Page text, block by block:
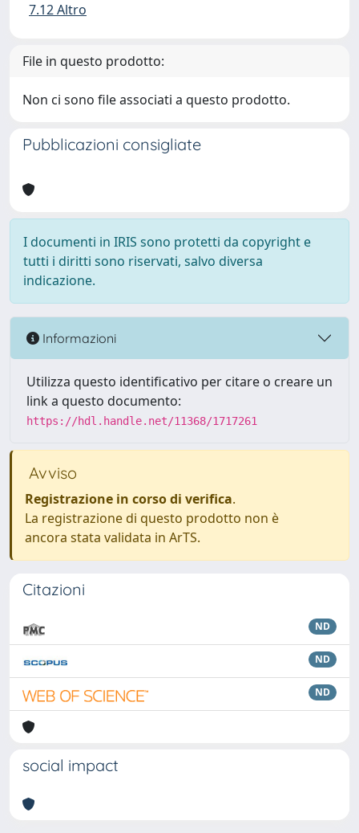
7.12 Altro
File in questo prodotto:
Non ci sono file associati a questo prodotto.
Pubblicazioni consigliate
I documenti in IRIS sono protetti da copyright e
tutti i diritti sono riservati, salvo diversa
indicazione.
Informazioni
Utilizza questo identificativo per citare o creare un
link a questo documento:
https://hdl.handle.net/11368/1717261
Avviso
Registrazione in corso di verifica.
La registrazione di questo prodotto non è
ancora stata validata in ArTS.
Citazioni
ND
ND
ND
social impact